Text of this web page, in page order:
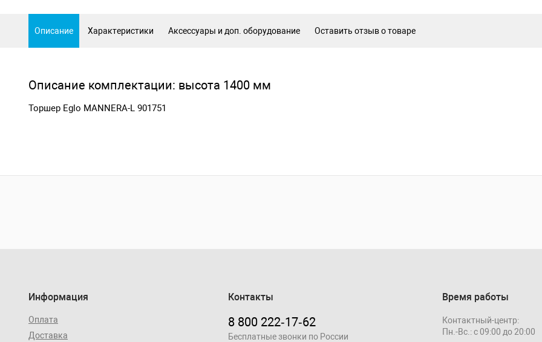
Описание Характеристики Аксессуары и доп. оборудование Оставить отзыв о товаре
Описание комплектации: высота 1400 мм
Торшер Eglo MANNERA-L 901751
Информация
Оплата
Доставка
Контакты
8 800 222‑17‑62
Бесплатные звонки по России
Время работы
Контактный-центр:
Пн.-Вс.: с 09:00 до 20:00